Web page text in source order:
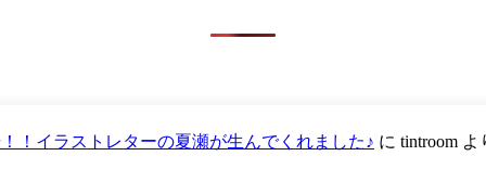
！イラストレターの夏瀬が生んでくれました♪ に tintroom よ